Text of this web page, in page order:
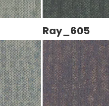
Ray_605